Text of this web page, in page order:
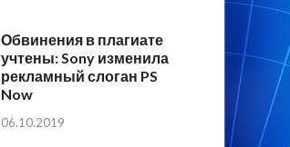
Обвинения в плагиате
учтены: Sony изменила
рекламный слоган PS
Now
06.10.2019